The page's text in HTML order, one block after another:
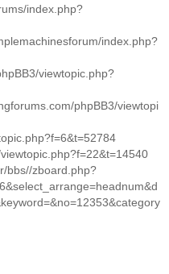
index.php?
index.php?
viewtopic.php?
phpBB3/viewtopi
bbs//zboard.php?